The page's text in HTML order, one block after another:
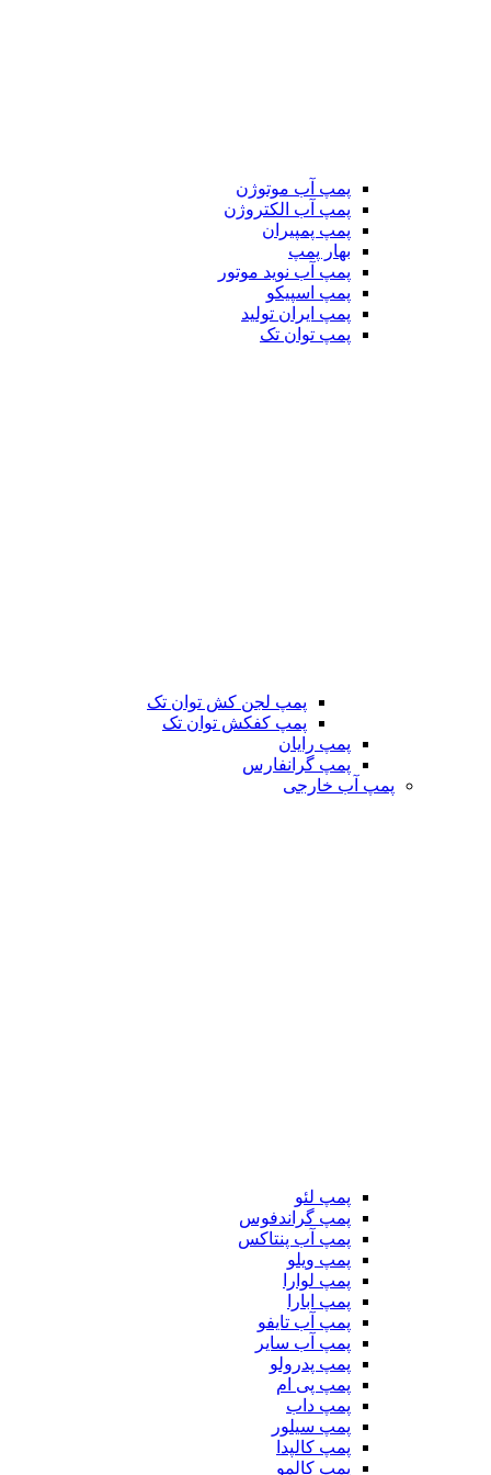
پمپ آب موتوژن
پمپ آب الکتروژن
پمپ پمپیران
بهار پمپ
پمپ آب نوید موتور
پمپ اسپیکو
پمپ ایران تولید
پمپ توان تک
پمپ لجن کش توان تک
پمپ کفکش توان تک
پمپ رایان
پمپ گرانفارس
پمپ آب خارجی
پمپ لئو
پمپ گراندفوس
پمپ آب پنتاکس
پمپ ویلو
پمپ لوارا
پمپ ابارا
پمپ آب تایفو
پمپ آب سایر
پمپ پدرولو
پمپ پی ام
پمپ داب
پمپ سیلور
پمپ کالپدا
پمپ کالمو